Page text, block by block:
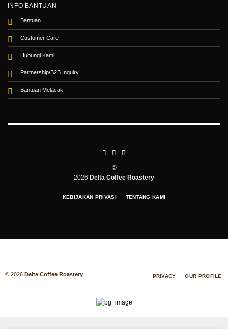
INFO BANTUAN
Bantuan
Customer Care
Hubungi Kami
Partnership/B2B Inquiry
Bantuan Melacak
©
2026 Delta Coffee Roastery
KEBIJAKAN PRIVASI TENTANG KAMI
© 2026 Delta Coffee Roastery PRIVACY OUR PROFILE